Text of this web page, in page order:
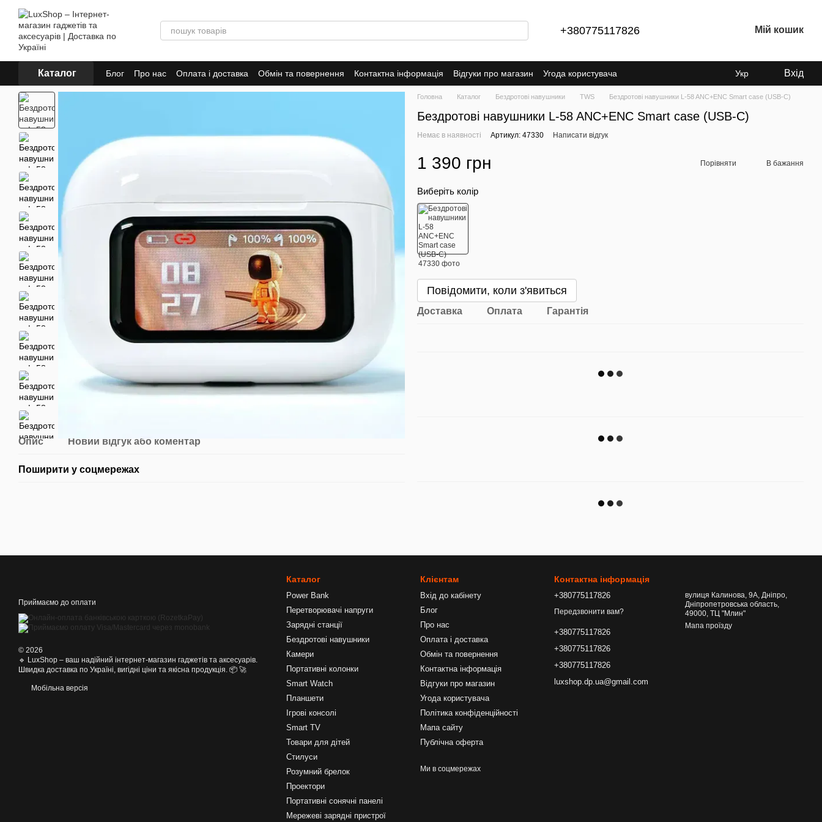
Перейти до основного контенту
+380775117826 Мій кошик
Каталог Блог Про нас Оплата і доставка Обмін та повернення Контактна інформація Відгуки про магазин
Угода користувача
Політика конфіденційності
Публічна оферта
Укр Вхід
Опис Новий відгук або коментар
Поширити у соцмережах
Головна Каталог Бездротові навушники TWS Бездротові навушники L-58 ANC+ENC Smart case (USB-C)
Бездротові навушники L-58 ANC+ENC Smart case (USB-C)
Немає в наявності Артикул: 47330 Написати відгук
1 390 грн Порівняти В бажання
Виберіть колір
Повідомити, коли з'явиться
Доставка Оплата Гарантія
Приймаємо до оплати
© 2026
🔹 LuxShop – ваш надійний інтернет-магазин гаджетів та аксесуарів.
Швидка доставка по Україні, вигідні ціни та якісна продукція. 📦 🚀
Мобільна версія
Каталог
Power Bank
Перетворювачі напруги
Зарядні станції
Бездротові навушники
Камери
Портативні колонки
Smart Watch
Планшети
Ігрові консолі
Smart TV
Товари для дітей
Стилуси
Розумний брелок
Проектори
Портативні сонячні панелі
Мережеві зарядні пристрої
Клієнтам
Вхід до кабінету
Блог
Про нас
Оплата і доставка
Обмін та повернення
Контактна інформація
Відгуки про магазин
Угода користувача
Політика конфіденційності
Мапа сайту
Публічна оферта
Ми в соцмережах
Контактна інформація
+380775117826
Передзвонити вам?
+380775117826
+380775117826
+380775117826
luxshop.dp.ua@gmail.com
вулиця Калинова, 9А, Дніпро,
Дніпропетровська область,
49000, ТЦ "Млин"
Мапа проїзду